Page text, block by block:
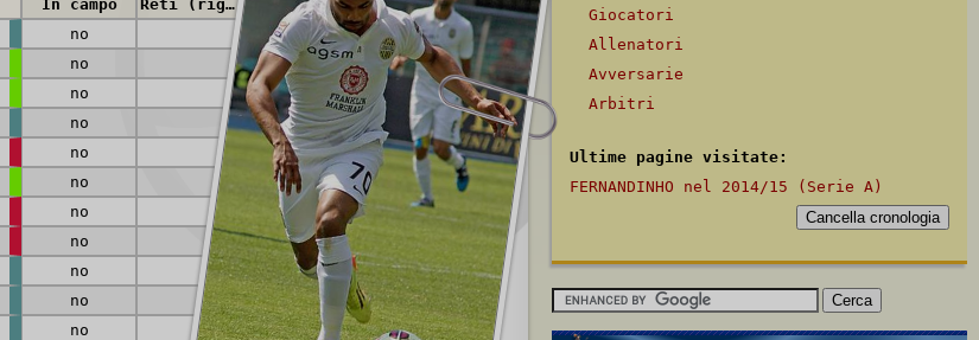
In campo
Reti (rig.)
Cartellini
no
no
no
no
no
no
no
no
no
no
no
Giocatori
Allenatori
Avversarie
Arbitri
Ultime pagine visitate:
FERNANDINHO nel 2014/15 (Serie A)